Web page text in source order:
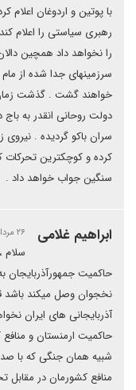
با پوتین و‌ اردوغان
رهبری سیاستی را اعلام
را نخواهد داد همچین‌
سرزمینهای جدا شده از
خواهند گشت .‌ گذشت
دولت روحانی انقدر به
سران باکو گردیده .
کرده و کوچکترین تحرکات
سنگین جواب خواهد داد .
ابراهیم غلامی ۲۶ مرداد ۱۴۰۱ | ۱۴:۱۰
سلام
حاکمیت جمهورآذربایجان
نخجوان وصل میکند باشد
آذربایجانی های ایران
حاکمیت ارمنستان و
شبیه همان جنگی که با
منافع کشورمان در مقابل